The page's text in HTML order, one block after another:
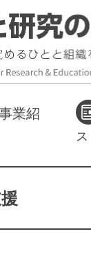
業紹
ス